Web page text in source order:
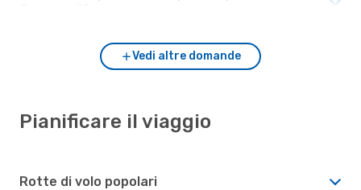
Vedi altre domande
Pianificare il viaggio
Rotte di volo popolari